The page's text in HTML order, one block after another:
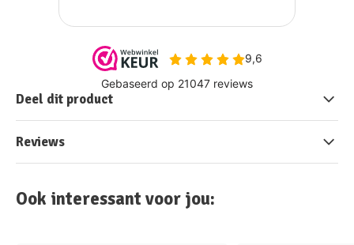
Deel dit product
Reviews
Ook interessant voor jou: